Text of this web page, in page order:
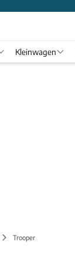
Kleinwagen
Trooper